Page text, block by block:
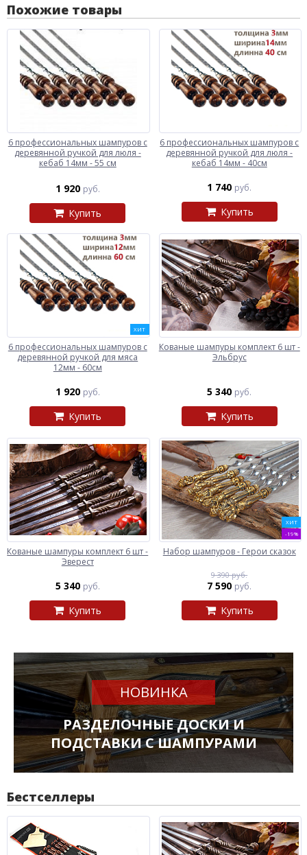
Похожие товары
6 профессиональных шампуров с
деревянной ручкой для люля -
кебаб 14мм - 55 см
1 920 руб.
Купить
6 профессиональных шампуров с
деревянной ручкой для люля -
кебаб 14мм - 40см
1 740 руб.
Купить
ХИТ
6 профессиональных шампуров с
деревянной ручкой для мяса
12мм - 60см
1 920 руб.
Купить
Кованые шампуры комплект 6 шт -
Эльбрус
5 340 руб.
Купить
Кованые шампуры комплект 6 шт -
Эверест
5 340 руб.
Купить
ХИТ
-19%
Набор шампуров - Герои сказок
9 390 руб.
7 590 руб.
Купить
НОВИНКА
РАЗДЕЛОЧНЫЕ ДОСКИ И
ПОДСТАВКИ С ШАМПУРАМИ
Бестселлеры